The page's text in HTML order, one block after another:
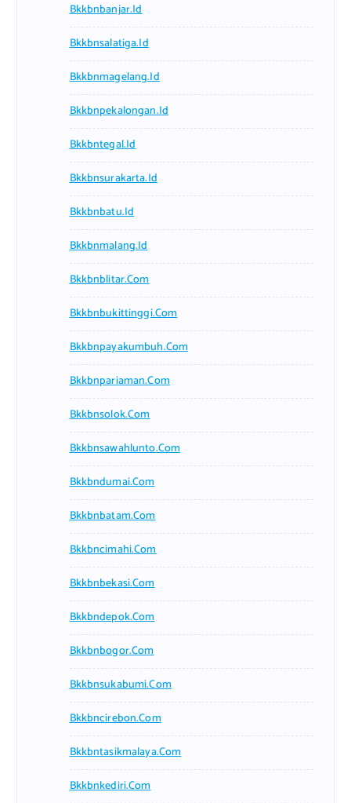
Bkkbnbanjar.id
Bkkbnsalatiga.id
Bkkbnmagelang.id
Bkkbnpekalongan.id
Bkkbntegal.id
Bkkbnsurakarta.id
Bkkbnbatu.id
Bkkbnmalang.id
Bkkbnblitar.com
Bkkbnbukittinggi.com
Bkkbnpayakumbuh.com
Bkkbnpariaman.com
Bkkbnsolok.com
Bkkbnsawahlunto.com
Bkkbndumai.com
Bkkbnbatam.com
Bkkbncimahi.com
Bkkbnbekasi.com
Bkkbndepok.com
Bkkbnbogor.com
Bkkbnsukabumi.com
Bkkbncirebon.com
Bkkbntasikmalaya.com
Bkkbnkediri.com